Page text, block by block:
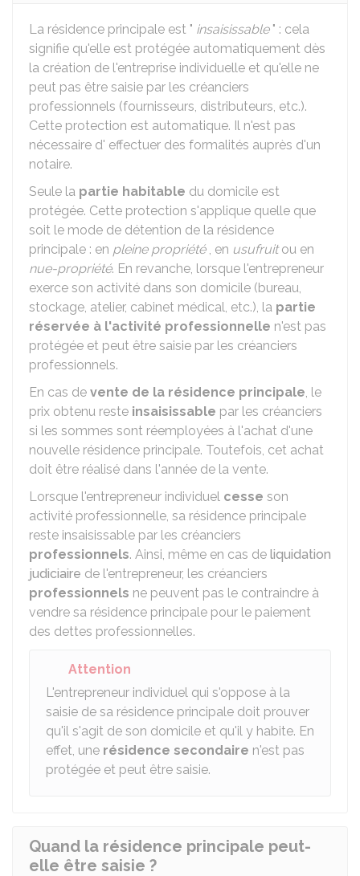
La résidence principale est " insaisissable" : cela
signifie qu'elle est protégée automatiquement dès
la création de l'entreprise individuelle et qu'elle ne
peut pas être saisie par les créanciers
professionnels (fournisseurs, distributeurs, etc.).
Cette protection est automatique. Il n'est pas
nécessaire d' effectuer des formalités auprès d'un
notaire.
Seule la partie habitable du domicile est
protégée. Cette protection s'applique quelle que
soit le mode de détention de la résidence
principale : en pleine propriété, en usufruitou en
nue-propriété. En revanche, lorsque l'entrepreneur
exerce son activité dans son domicile (bureau,
stockage, atelier, cabinet médical, etc.), la partie
réservée à l'activité professionnelle n'est pas
protégée et peut être saisie par les créanciers
professionnels.
En cas de vente de la résidence principale, le
prix obtenu reste insaisissable par les créanciers
si les sommes sont réemployées à l'achat d'une
nouvelle résidence principale. Toutefois, cet achat
doit être réalisé dans l'année de la vente.
Lorsque l'entrepreneur individuel cesse son
activité professionnelle, sa résidence principale
reste insaisissable par les créanciers
professionnels. Ainsi, même en cas de liquidation
judiciaire de l'entrepreneur, les créanciers
professionnels ne peuvent pas le contraindre à
vendre sa résidence principale pour le paiement
des dettes professionnelles.
Attention
L'entrepreneur individuel qui s'oppose à la
saisie de sa résidence principale doit prouver
qu'il s'agit de son domicile et qu'il y habite. En
effet, une résidence secondaire n'est pas
protégée et peut être saisie.
Quand la résidence principale peut-
elle être saisie ?